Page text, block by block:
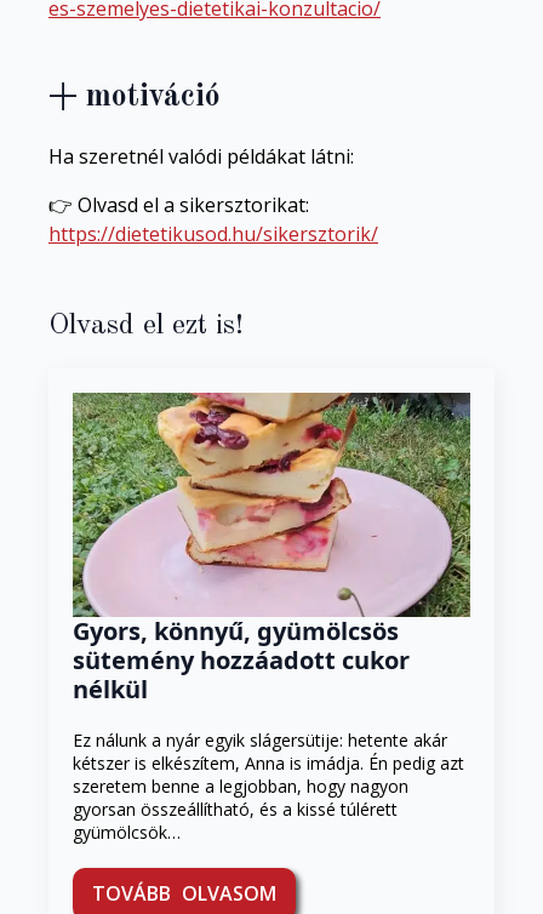
es-szemelyes-dietetikai-konzultacio/
+ motiváció
Ha szeretnél valódi példákat látni:
👉 Olvasd el a sikersztorikat:
https://dietetikusod.hu/sikersztorik/
Olvasd el ezt is!
Gyors, könnyű, gyümölcsös
sütemény hozzáadott cukor
nélkül
Ez nálunk a nyár egyik slágersütije: hetente akár
kétszer is elkészítem, Anna is imádja. Én pedig azt
szeretem benne a legjobban, hogy nagyon
gyorsan összeállítható, és a kissé túlérett
gyümölcsök…
TOVÁBB OLVASOM